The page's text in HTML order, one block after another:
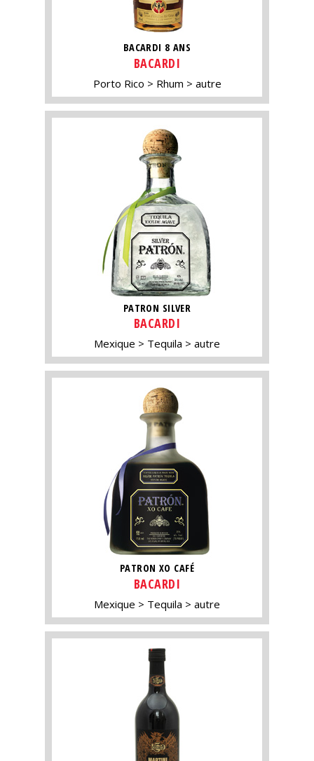
BACARDI 8 ANS
BACARDI
Porto Rico Rhum autre
PATRON SILVER
BACARDI
Mexique Tequila autre
PATRON XO CAFÉ
BACARDI
Mexique Tequila autre